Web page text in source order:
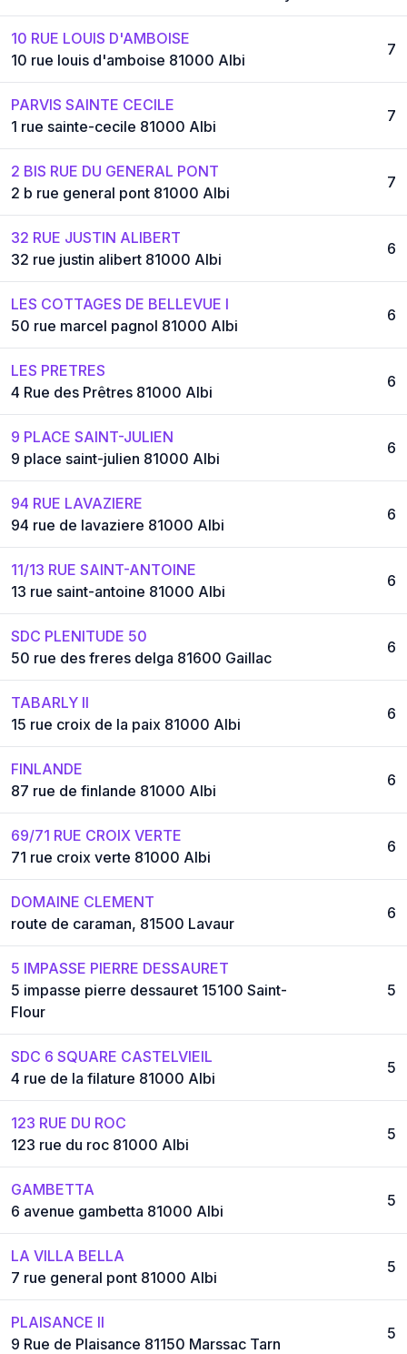
10 RUE LOUIS D'AMBOISE
10 rue louis d'amboise 81000 Albi
7
PARVIS SAINTE CECILE
1 rue sainte-cecile 81000 Albi
7
2 BIS RUE DU GENERAL PONT
2 b rue general pont 81000 Albi
7
32 RUE JUSTIN ALIBERT
32 rue justin alibert 81000 Albi
6
LES COTTAGES DE BELLEVUE I
50 rue marcel pagnol 81000 Albi
6
LES PRETRES
4 Rue des Prêtres 81000 Albi
6
9 PLACE SAINT-JULIEN
9 place saint-julien 81000 Albi
6
94 RUE LAVAZIERE
94 rue de lavaziere 81000 Albi
6
11/13 RUE SAINT-ANTOINE
13 rue saint-antoine 81000 Albi
6
SDC PLENITUDE 50
50 rue des freres delga 81600 Gaillac
6
TABARLY II
15 rue croix de la paix 81000 Albi
6
FINLANDE
87 rue de finlande 81000 Albi
6
69/71 RUE CROIX VERTE
71 rue croix verte 81000 Albi
6
DOMAINE CLEMENT
route de caraman, 81500 Lavaur
6
5 IMPASSE PIERRE DESSAURET
5 impasse pierre dessauret 15100 Saint-
Flour
5
SDC 6 SQUARE CASTELVIEIL
4 rue de la filature 81000 Albi
5
123 RUE DU ROC
123 rue du roc 81000 Albi
5
GAMBETTA
6 avenue gambetta 81000 Albi
5
LA VILLA BELLA
7 rue general pont 81000 Albi
5
PLAISANCE II
9 Rue de Plaisance 81150 Marssac Tarn
5